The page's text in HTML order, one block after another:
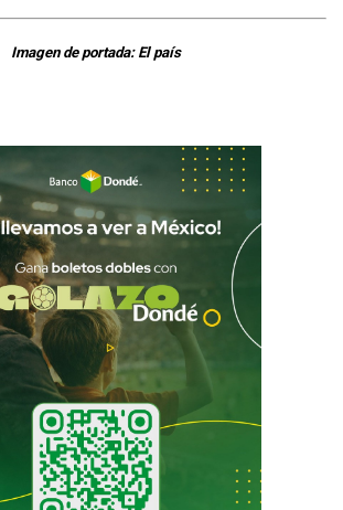
Imagen de portada: El país